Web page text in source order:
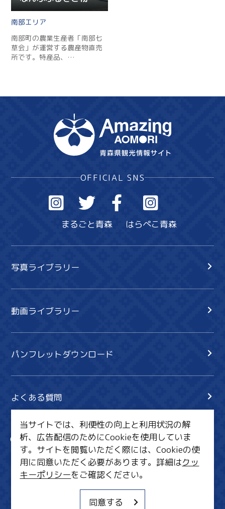
南部
南部町の農業生産者「南部七
草会」が運営する農産物直売
所です。特産品、…
OFFICIAL SNS
まるごと青森 はらぺこ青森
写真ライブラリー
動画ライブラリー
パンフレットダウンロード
よくある質問
サイト内検索
共有
行きたいリスト
MICE・教育・観光事業者の皆様へ
当サイトでは、利便性の向上と利用状況の解
析、広告配信のためにCookieを使用していま
す。サイトを閲覧いただく際には、Cookieの使
用に同意いただく必要があります。詳細はクッ
キーポリシーをご確認ください。
同意する